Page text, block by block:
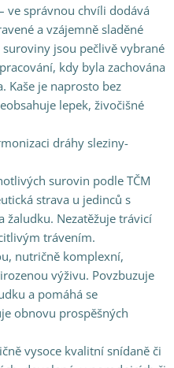
ve správnou chvíli dodává
a vzájemně sladěné
jsou pečlivě vybrané
kdy byla zachována
Kaše je naprosto bez
lepek, živočišné
dráhy sleziny-
surovin podle TČM
strava u jedinců s
žaludku. Nezatěžuje trávicí
trávením.
nutričně komplexní,
výživu. Povzbuzuje
a pomáhá se
obnovu prospěšných
vysoce kvalitní snídaně či